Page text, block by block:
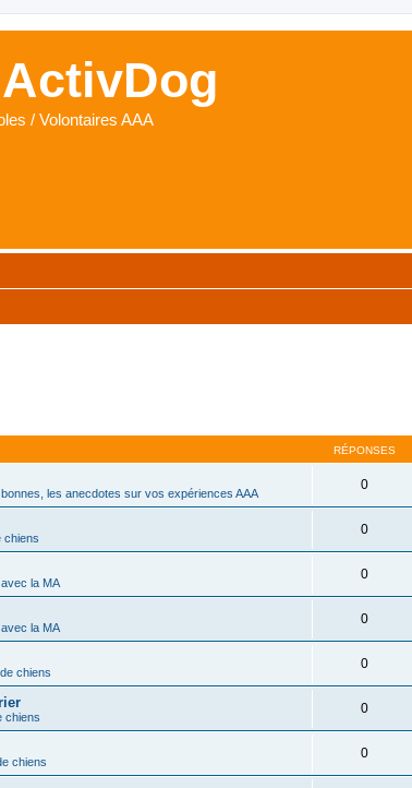
/ Volontaires AAA
RÉPONSES
les anecdotes sur vos expériences AAA
0
chiens
0
la MA
0
la MA
0
chiens
0
chiens
0
chiens
0